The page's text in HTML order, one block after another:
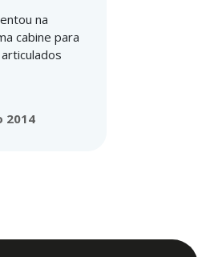
na
cabine para
2014